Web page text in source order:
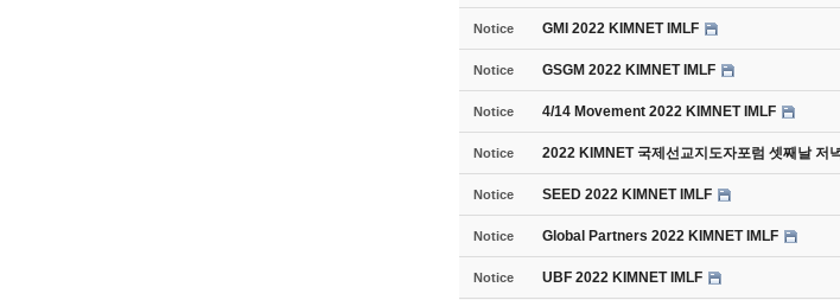
Notice GMI 2022 KIMNET IMLF
Notice GSGM 2022 KIMNET IMLF
Notice 4/14 Movement 2022 KIMNET IMLF
Notice 2022 KIMNET 국제선교지도자포럼 셋째날 저녁
Notice SEED 2022 KIMNET IMLF
Notice Global Partners 2022 KIMNET IMLF
Notice UBF 2022 KIMNET IMLF